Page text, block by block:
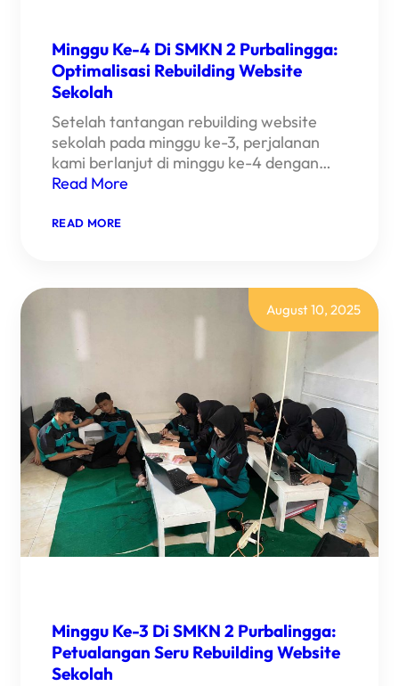
Minggu Ke-4 Di SMKN 2 Purbalingga:
Optimalisasi Rebuilding Website
Sekolah
Setelah tantangan rebuilding website
sekolah pada minggu ke-3, perjalanan
kami berlanjut di minggu ke-4 dengan…
Read More
READ MORE:
PURBALINGGA:
August 10, 2025
Minggu Ke-3 Di SMKN 2 Purbalingga:
Petualangan Seru Rebuilding Website
Sekolah